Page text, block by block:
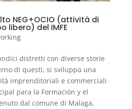
NEG+OCIO (attività di
libero) del IMFE
distretti con diverse storie
di questi, si sviluppa una
imprenditoriali e commerciali
para la Formación y el
dal comune di Malaga,